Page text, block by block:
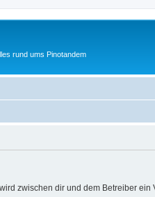
rund ums Pinotandem
zwischen dir und dem Betreiber